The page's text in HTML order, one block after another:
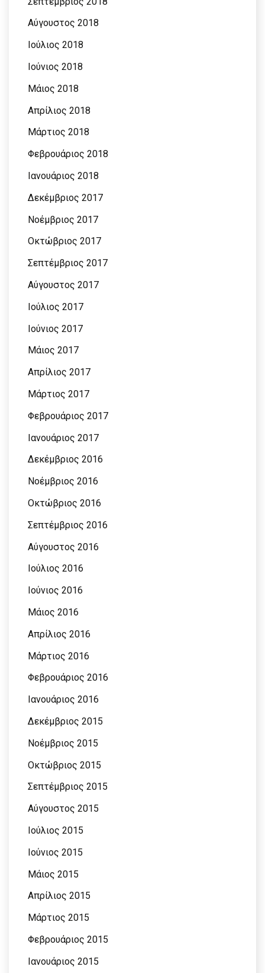
Αύγουστος 2018
Ιούλιος 2018
Ιούνιος 2018
Μάιος 2018
Απρίλιος 2018
Μάρτιος 2018
Φεβρουάριος 2018
Ιανουάριος 2018
Δεκέμβριος 2017
Νοέμβριος 2017
Οκτώβριος 2017
Σεπτέμβριος 2017
Αύγουστος 2017
Ιούλιος 2017
Ιούνιος 2017
Μάιος 2017
Απρίλιος 2017
Μάρτιος 2017
Φεβρουάριος 2017
Ιανουάριος 2017
Δεκέμβριος 2016
Νοέμβριος 2016
Οκτώβριος 2016
Σεπτέμβριος 2016
Αύγουστος 2016
Ιούλιος 2016
Ιούνιος 2016
Μάιος 2016
Απρίλιος 2016
Μάρτιος 2016
Φεβρουάριος 2016
Ιανουάριος 2016
Δεκέμβριος 2015
Νοέμβριος 2015
Οκτώβριος 2015
Σεπτέμβριος 2015
Αύγουστος 2015
Ιούλιος 2015
Ιούνιος 2015
Μάιος 2015
Απρίλιος 2015
Μάρτιος 2015
Φεβρουάριος 2015
Ιανουάριος 2015